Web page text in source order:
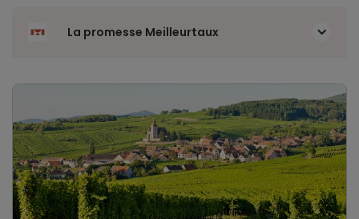
La promesse Meilleurtaux